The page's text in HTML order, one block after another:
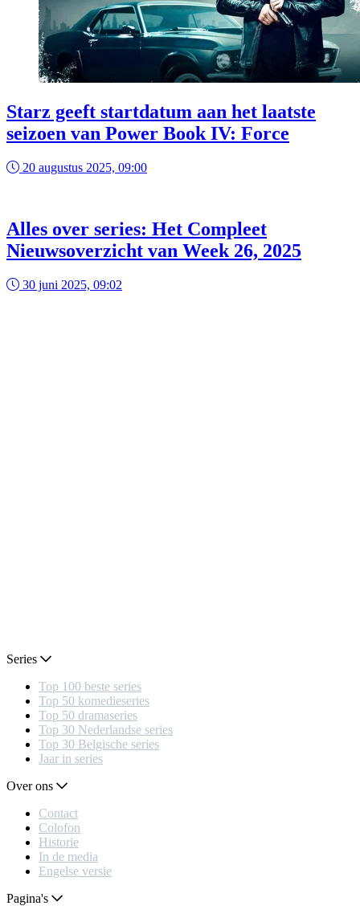
Starz geeft startdatum aan het laatste
seizoen van Power Book IV: Force
20 augustus 2025, 09:00
Alles over series: Het Compleet
Nieuwsoverzicht van Week 26, 2025
30 juni 2025, 09:02
Series
Top 100 beste series
Top 50 komedieseries
Top 50 dramaseries
Top 30 Nederlandse series
Top 30 Belgische series
Jaar in series
Over ons
Contact
Colofon
Historie
In de media
Engelse versie
Pagina's